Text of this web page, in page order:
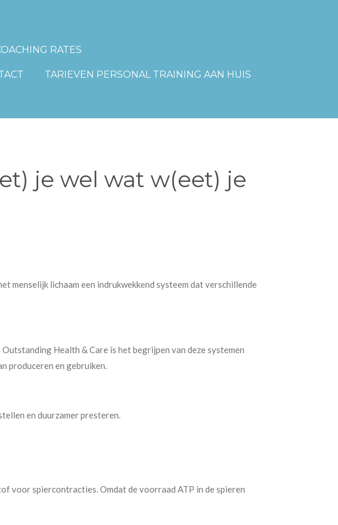
RATES
TARIEVEN PERSONAL TRAINING AAN HUIS
je wel wat w(eet) je
menselijk lichaam een indrukwekkend systeem dat verschillende
Health & Care is het begrijpen van deze systemen
produceren en gebruiken.
en duurzamer presteren.
voor spiercontracties. Omdat de voorraad ATP in de spieren